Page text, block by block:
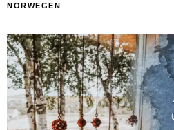
NORWEGEN